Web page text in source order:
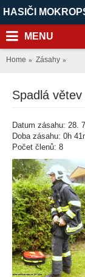
HASIČI
MENU
Home Zásahy
Spadlá
Datum zásahu: 28.
Doba zásahu: 0h
Počet členů: 8